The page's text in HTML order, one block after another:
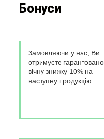
Бонуси
Замовляючи у нас, Ви
отримуєте гарантовано
вічну знижку 10% на
наступну продукцію